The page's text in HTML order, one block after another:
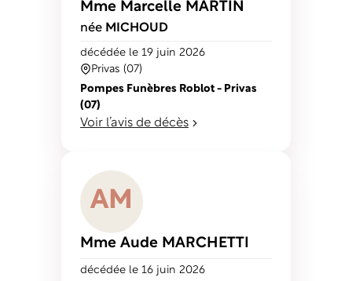
Mme Marcelle MARTIN
née MICHOUD
Privas (07)
décédée le 19 juin 2026
Pompes Funèbres Roblot - Privas
(07)
Voir l’avis de décès
AM
Mme Aude MARCHETTI
décédée le 16 juin 2026